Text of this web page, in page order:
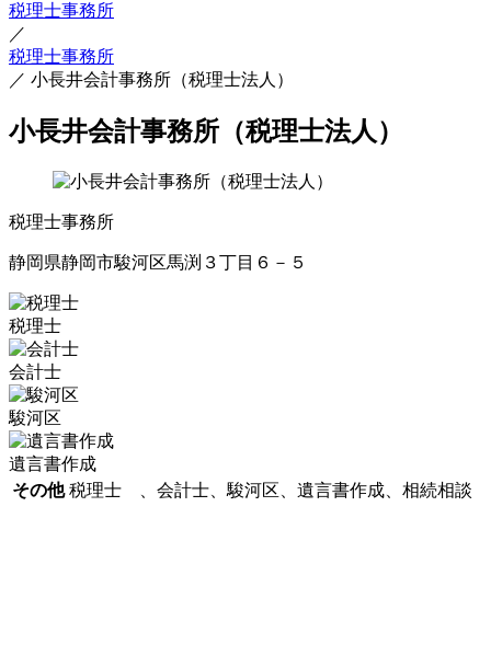
税理士事務所
／
税理士事務所
／ 小長井会計事務所（税理士法人）
小長井会計事務所（税理士法人）
税理士事務所
静岡県静岡市駿河区馬渕３丁目６－５
税理士
会計士
駿河区
遺言書作成
その他 税理士 、会計士、駿河区、遺言書作成、相続相談